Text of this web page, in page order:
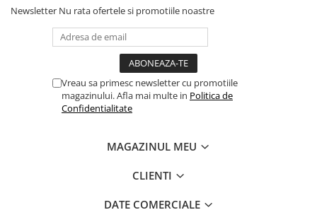
Newsletter Nu rata ofertele si promotiile noastre
Vreau sa primesc newsletter cu promotiile
magazinului. Afla mai multe in Politica de
Confidentialitate
MAGAZINUL MEU
CLIENTI
DATE COMERCIALE